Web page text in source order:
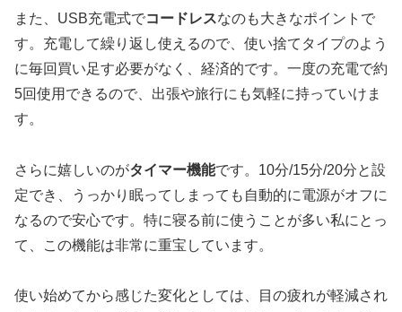
また、USB充電式でコードレスなのも大きなポイントで
す。充電して繰り返し使えるので、使い捨てタイプのよう
に毎回買い足す必要がなく、経済的です。一度の充電で約
5回使用できるので、出張や旅行にも気軽に持っていけま
す。
さらに嬉しいのがタイマー機能です。10分/15分/20分と設
定でき、うっかり眠ってしまっても自動的に電源がオフに
なるので安心です。特に寝る前に使うことが多い私にとっ
て、この機能は非常に重宝しています。
使い始めてから感じた変化としては、目の疲れが軽減され